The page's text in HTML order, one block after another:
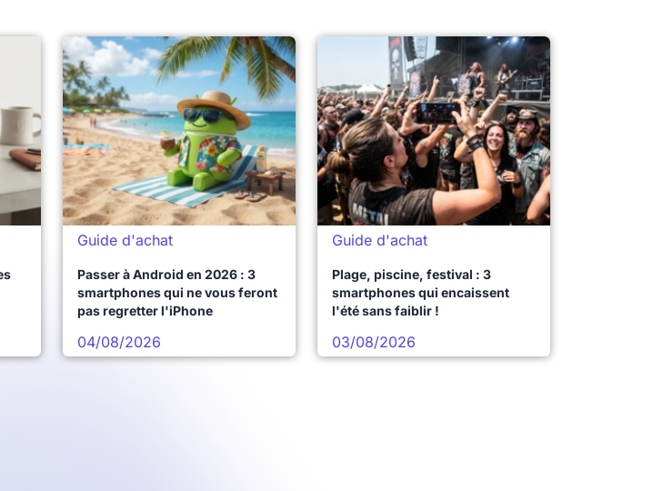
Guide d'achat
Passer à Android en 2026 : 3
smartphones qui ne vous feront
pas regretter l'iPhone
04/08/2026
Guide d'achat
Plage, piscine, festival : 3
smartphones qui encaissent
l'été sans faiblir !
03/08/2026